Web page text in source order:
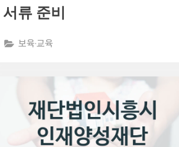
서류 준비
보육·교육